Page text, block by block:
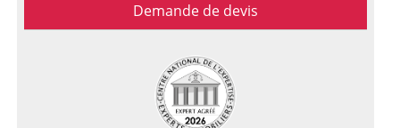
Demande de devis